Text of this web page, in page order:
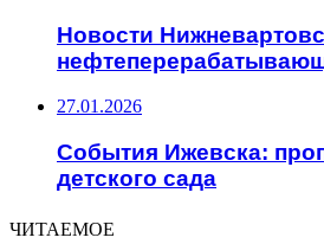
Новости
27.01.2026
События Ижевска:
детского сада
ЧИТАЕМОЕ